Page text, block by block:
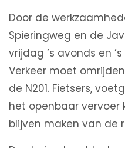
Door de
Spieringweg en de
vrijdag ’s avonds en
Verkeer moet
de N201. Fietsers,
het openbaar vervoer
blijven maken van de